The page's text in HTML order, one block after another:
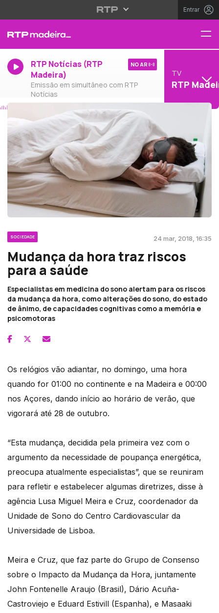
Entrar
RTP Notícias (RTP
Madeira)
Emissão em simultâneo com RTP
Notícias
NO AR
TV
RTP
SOCIEDADE 24 mar, 2018, 16:35
Mudança da hora traz riscos
para a saúde
Especialistas em medicina do sono alertam para os riscos
da mudança da hora, como alterações do sono, do estado
de ânimo, de capacidades cognitivas como a memória e
psicomotoras
Os relógios vão adiantar, no domingo, uma hora
quando for 01:00 no continente e na Madeira e 00:00
nos Açores, dando início ao horário de verão, que
vigorará até 28 de outubro.
“Esta mudança, decidida pela primeira vez com o
argumento da necessidade de poupança energética,
preocupa atualmente especialistas”, que se reuniram
para refletir e estabelecer algumas diretrizes, disse à
agência Lusa Miguel Meira e Cruz, coordenador da
Unidade de Sono do Centro Cardiovascular da
Universidade de Lisboa.
Meira e Cruz, que faz parte do Grupo de Consenso
sobre o Impacto da Mudança da Hora, juntamente
John Fontenelle Araujo (Brasil), Dário Acuña-
Castroviejo e Eduard Estivill (Espanha), e Masaaki